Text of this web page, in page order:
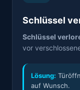
Schlüssel
Schlüssel
vor
Lösung:
auf Wunsch.